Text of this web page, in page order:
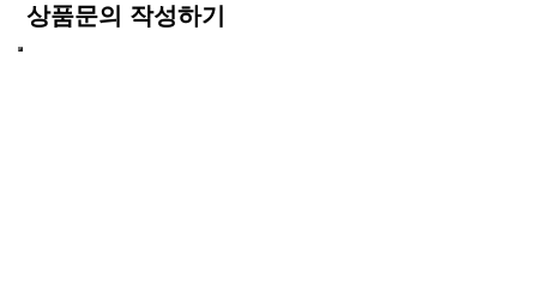
상품문의 작성하기